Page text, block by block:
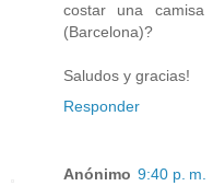
costar una
(Barcelona)?
Saludos y gracias!
Responder
Anónimo 9:40 p. m.